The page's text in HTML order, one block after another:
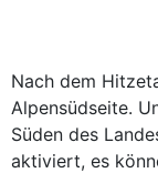
Nach dem
Alpensüdseite.
Süden des
aktiviert, es